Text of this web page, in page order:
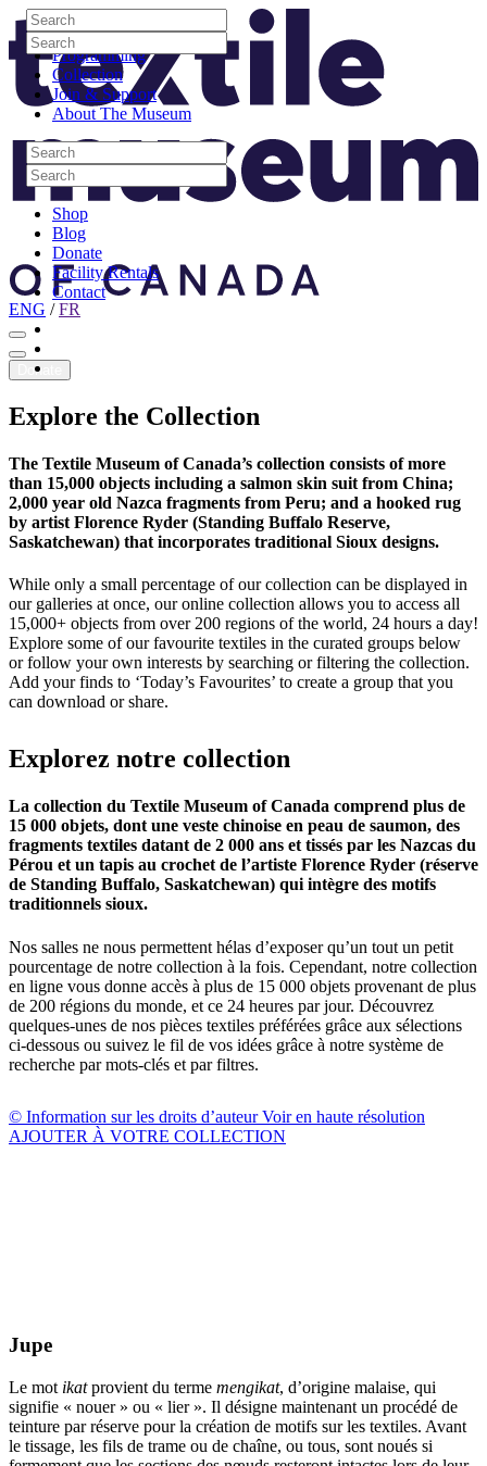
Skip to content
Visit
Programming
Collection
Join & Support
About The Museum
Search
Search
Search
Search
Shop
Blog
Donate
Facility Rentals
Contact
Youtube
Search
Search
Search
Search
Site Logo
ENG /FR
Donate
Explore the Collection
The Textile Museum of Canada’s collection consists of more
than 15,000 objects including a salmon skin suit from China;
2,000 year old Nazca fragments from Peru; and a hooked rug
by artist Florence Ryder (Standing Buffalo Reserve,
Saskatchewan) that incorporates traditional Sioux designs.
While only a small percentage of our collection can be displayed in
our galleries at once, our online collection allows you to access all
15,000+ objects from over 200 regions of the world, 24 hours a day!
Explore some of our favourite textiles in the curated groups below
or follow your own interests by searching or filtering the collection.
Add your finds to ‘Today’s Favourites’ to create a group that you
can download or share.
Explorez notre collection
La collection du Textile Museum of Canada comprend plus de
15 000 objets, dont une veste chinoise en peau de saumon, des
fragments textiles datant de 2 000 ans et tissés par les Nazcas du
Pérou et un tapis au crochet de l’artiste Florence Ryder (réserve
de Standing Buffalo, Saskatchewan) qui intègre des motifs
traditionnels sioux.
Nos salles ne nous permettent hélas d’exposer qu’un tout un petit
pourcentage de notre collection à la fois. Cependant, notre collection
en ligne vous donne accès à plus de 15 000 objets provenant de plus
de 200 régions du monde, et ce 24 heures par jour. Découvrez
quelques-unes de nos pièces textiles préférées grâce aux sélections
ci-dessous ou suivez le fil de vos idées grâce à notre système de
recherche par mots-clés et par filtres.
© Information sur les droits d’auteurVoir en haute résolution
AJOUTER À VOTRE COLLECTION
Jupe
Le mot ikatprovient du terme mengikat, d’origine malaise, qui
signifie « nouer » ou « lier ». Il désigne maintenant un procédé de
teinture par réserve pour la création de motifs sur les textiles. Avant
le tissage, les fils de trame ou de chaîne, ou tous, sont noués si